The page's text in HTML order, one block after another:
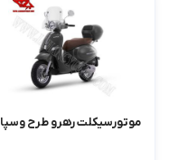
موتورسیکلت رهرو طرح وسپا